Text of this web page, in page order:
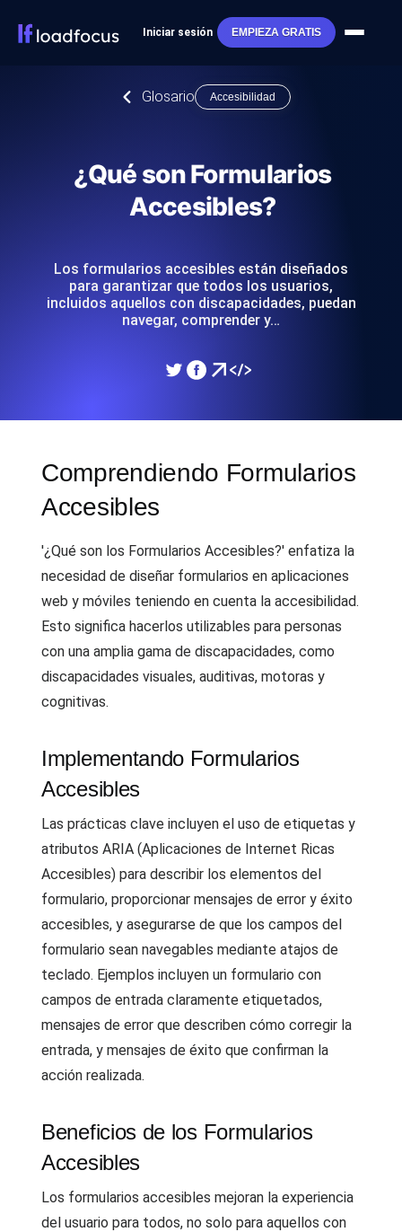
Iniciar sesión EMPIEZA GRATIS
Glosario Accesibilidad
¿Qué son Formularios
Accesibles?
Los formularios accesibles están diseñados
para garantizar que todos los usuarios,
incluidos aquellos con discapacidades, puedan
navegar, comprender y…
Comprendiendo Formularios
Accesibles
'¿Qué son los Formularios Accesibles?' enfatiza la
necesidad de diseñar formularios en aplicaciones
web y móviles teniendo en cuenta la accesibilidad.
Esto significa hacerlos utilizables para personas
con una amplia gama de discapacidades, como
discapacidades visuales, auditivas, motoras y
cognitivas.
Implementando Formularios
Accesibles
Las prácticas clave incluyen el uso de etiquetas y
atributos ARIA (Aplicaciones de Internet Ricas
Accesibles) para describir los elementos del
formulario, proporcionar mensajes de error y éxito
accesibles, y asegurarse de que los campos del
formulario sean navegables mediante atajos de
teclado. Ejemplos incluyen un formulario con
campos de entrada claramente etiquetados,
mensajes de error que describen cómo corregir la
entrada, y mensajes de éxito que confirman la
acción realizada.
Beneficios de los Formularios
Accesibles
Los formularios accesibles mejoran la experiencia
del usuario para todos, no solo para aquellos con